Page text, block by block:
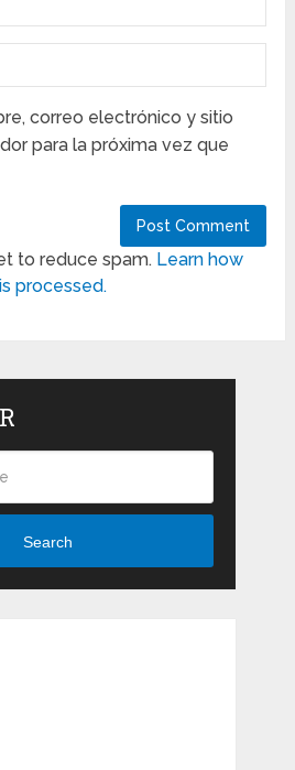
correo electrónico y sitio
para la próxima vez que
to reduce spam. Learn how
processed.
Search